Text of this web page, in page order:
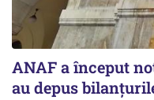
ANAF a început
au depus